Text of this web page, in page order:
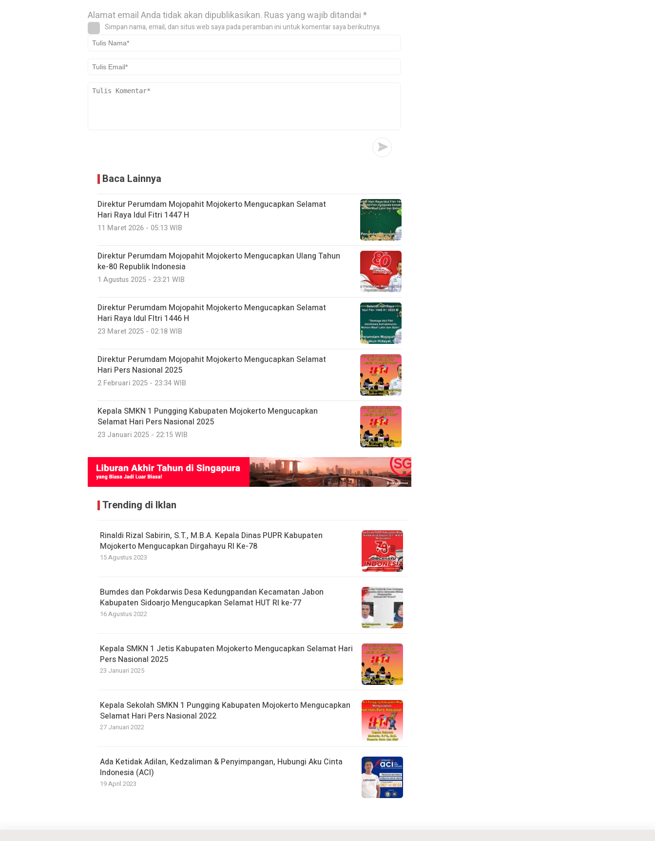
Alamat email Anda tidak akan dipublikasikan. Ruas yang wajib ditandai*
Simpan nama, email, dan situs web saya pada peramban ini untuk komentar saya berikutnya.
Baca Lainnya
Direktur Perumdam Mojopahit Mojokerto Mengucapkan Selamat
Hari Raya Idul Fitri 1447 H
11 Maret 2026 - 05:13 WIB
Direktur Perumdam Mojopahit Mojokerto Mengucapkan Ulang Tahun
ke-80 Republik Indonesia
1 Agustus 2025 - 23:21 WIB
Direktur Perumdam Mojopahit Mojokerto Mengucapkan Selamat
Hari Raya Idul FItri 1446 H
23 Maret 2025 - 02:18 WIB
Direktur Perumdam Mojopahit Mojokerto Mengucapkan Selamat
Hari Pers Nasional 2025
2 Februari 2025 - 23:34 WIB
Kepala SMKN 1 Pungging Kabupaten Mojokerto Mengucapkan
Selamat Hari Pers Nasional 2025
23 Januari 2025 - 22:15 WIB
Trending di Iklan
Rinaldi Rizal Sabirin, S.T., M.B.A. Kepala Dinas PUPR Kabupaten
Mojokerto Mengucapkan Dirgahayu RI Ke-78
15 Agustus 2023
Bumdes dan Pokdarwis Desa Kedungpandan Kecamatan Jabon
Kabupaten Sidoarjo Mengucapkan Selamat HUT RI ke-77
16 Agustus 2022
Kepala SMKN 1 Jetis Kabupaten Mojokerto Mengucapkan Selamat Hari
Pers Nasional 2025
23 Januari 2025
Kepala Sekolah SMKN 1 Pungging Kabupaten Mojokerto Mengucapkan
Selamat Hari Pers Nasional 2022
27 Januari 2022
Ada Ketidak Adilan, Kedzaliman & Penyimpangan, Hubungi Aku Cinta
Indonesia (ACI)
19 April 2023